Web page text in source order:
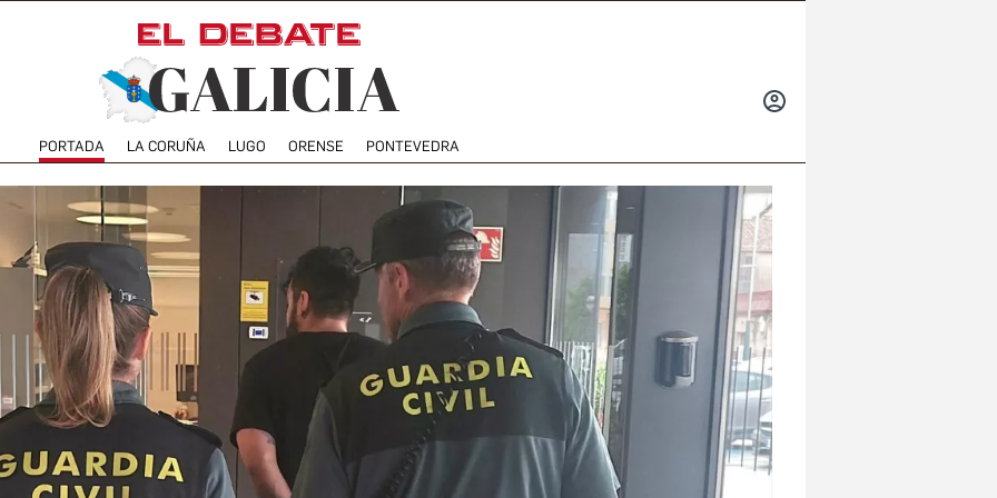
PORTADA LA CORUÑA LUGO ORENSE PONTEVEDRA